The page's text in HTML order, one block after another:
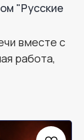
"Русские
вместе с
работа,